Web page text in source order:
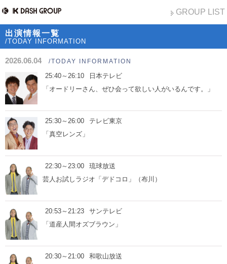
GROUP LIST
出演情報一覧
/TODAY INFORMATION
2026.06.04 /TODAY INFORMATION
25:40～26:10
日本テレビ
「オードリーさん、ぜひ会って欲しい人がいるんです。」
25:30～26:00
テレビ東京
「真空レンズ」
22:30～23:00
琉球放送
芸人お試しラジオ「デドコロ」（布川）
20:53～21:23
サンテレビ
「道産人間オズブラウン」
20:30～21:00
和歌山放送